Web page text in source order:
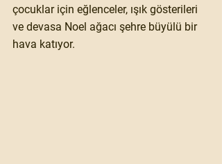
çocuklar için eğlenceler, ışık gösterileri
ve devasa Noel ağacı şehre büyülü bir
hava katıyor.